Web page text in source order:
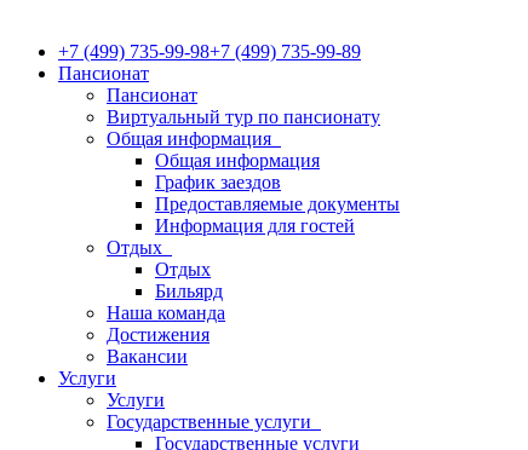
+7 (499) 735-99-98+7 (499) 735-99-89
Пансионат
Пансионат
Виртуальный тур по пансионату
Общая информация
Общая информация
График заездов
Предоставляемые документы
Информация для гостей
Отдых
Отдых
Бильярд
Наша команда
Достижения
Вакансии
Услуги
Услуги
Государственные услуги
Государственные услуги